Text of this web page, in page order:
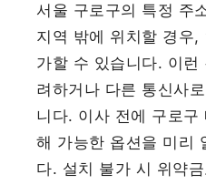
서울 구로구의 특정 주
지역 밖에 위치할 경우,
가할 수 있습니다. 이
려하거나 다른 통신사
니다. 이사 전에 구로구
해 가능한 옵션을 미리
다. 설치 불가 시 위약